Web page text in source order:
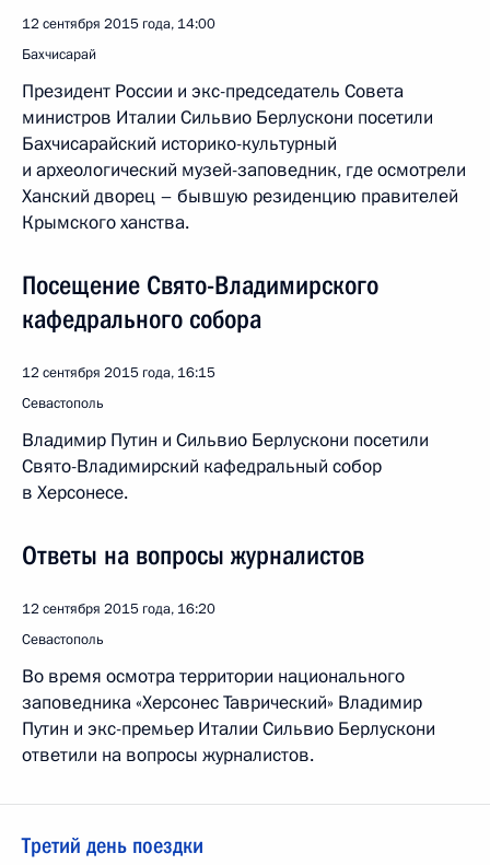
12 сентября 2015 года, 14:00
Бахчисарай
Президент России и экс-председатель Совета
министров Италии Сильвио Берлускони посетили
Бахчисарайский историко-культурный
и археологический музей-заповедник, где осмотрели
Ханский дворец – бывшую резиденцию правителей
Крымского ханства.
Посещение Свято-Владимирского
кафедрального собора
12 сентября 2015 года, 16:15
Севастополь
Владимир Путин и Сильвио Берлускони посетили
Свято-Владимирский кафедральный собор
в Херсонесе.
Ответы на вопросы журналистов
12 сентября 2015 года, 16:20
Севастополь
Во время осмотра территории национального
заповедника «Херсонес Таврический» Владимир
Путин и экс-премьер Италии Сильвио Берлускони
ответили на вопросы журналистов.
Третий день поездки